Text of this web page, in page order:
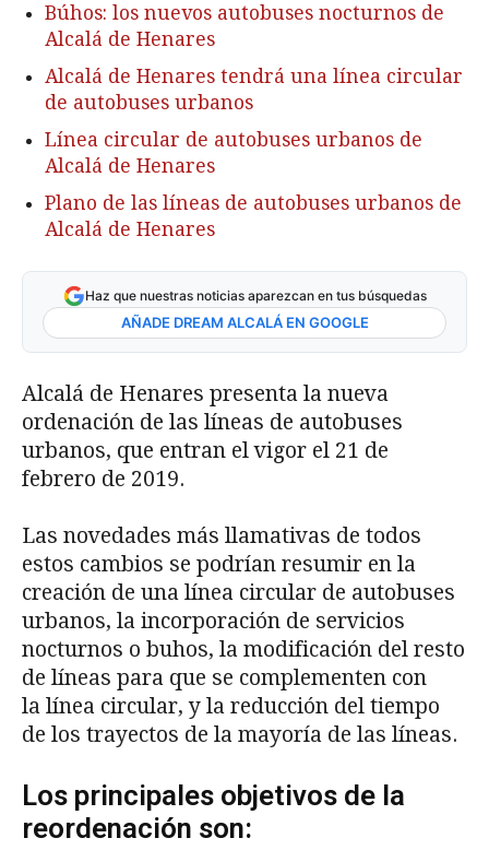
Búhos: los nuevos autobuses nocturnos de
Alcalá de Henares
Alcalá de Henares tendrá una línea circular
de autobuses urbanos
Línea circular de autobuses urbanos de
Alcalá de Henares
Plano de las líneas de autobuses urbanos de
Alcalá de Henares
Haz que nuestras noticias aparezcan en tus búsquedas
AÑADE DREAM ALCALÁ EN GOOGLE
Alcalá de Henares presenta la nueva
ordenación de las líneas de autobuses
urbanos, que entran el vigor el 21 de
febrero de 2019.
Las novedades más llamativas de todos
estos cambios se podrían resumir en la
creación de una línea circular de autobuses
urbanos, la incorporación de servicios
nocturnos o buhos, la modificación del resto
de líneas para que se complementen con
la línea circular, y la reducción del tiempo
de los trayectos de la mayoría de las líneas.
Los principales objetivos de la
reordenación son: